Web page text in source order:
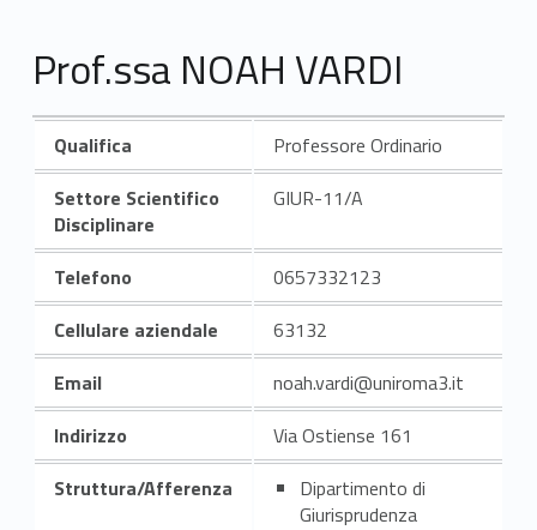
Prof.ssa NOAH VARDI
Qualifica
Professore Ordinario
Settore Scientifico
Disciplinare
GIUR-11/A
Telefono
0657332123
Cellulare aziendale
63132
Email
noah.vardi@uniroma3.it
Indirizzo
Via Ostiense 161
Struttura/Afferenza
Dipartimento di
Giurisprudenza